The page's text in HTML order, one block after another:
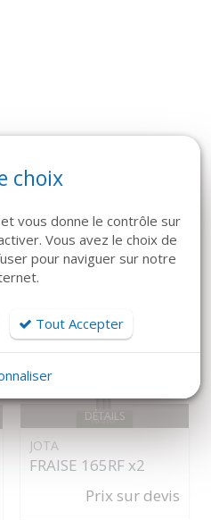
CONNEXES
par nos clients
DÉTAILS
JOTA
FRAISE 165RF x2
Prix sur devis
choix
vous donne le contrôle sur
Vous avez le choix de
pour naviguer sur notre
Tout Accepter